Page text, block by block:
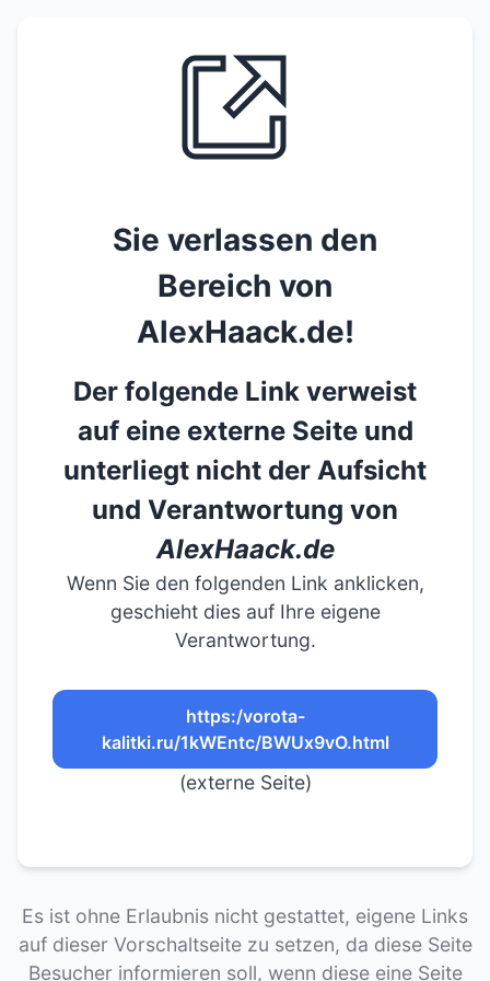
Sie verlassen den
Bereich von
AlexHaack.de!
Der folgende Link verweist
auf eine externe Seite und
unterliegt nicht der Aufsicht
und Verantwortung von
AlexHaack.de
Wenn Sie den folgenden Link anklicken,
geschieht dies auf Ihre eigene
Verantwortung.
https:/vorota-
kalitki.ru/1kWEntc/BWUx9vO.html
(externe Seite)
Es ist ohne Erlaubnis nicht gestattet, eigene Links
auf dieser Vorschaltseite zu setzen, da diese Seite
Besucher informieren soll, wenn diese eine Seite